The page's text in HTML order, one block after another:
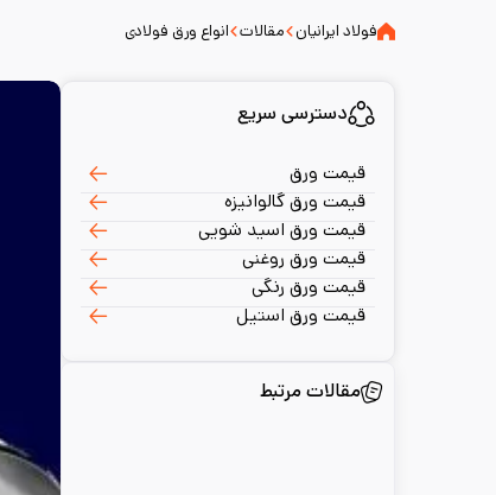
فولاد ایرانیان مقالات انواع ورق فولادی
دسترسی سریع
قیمت ورق
قیمت ورق گالوانیزه
قیمت ورق اسید شویی
قیمت ورق روغنی
قیمت ورق رنگی
قیمت ورق استیل
مقالات مرتبط